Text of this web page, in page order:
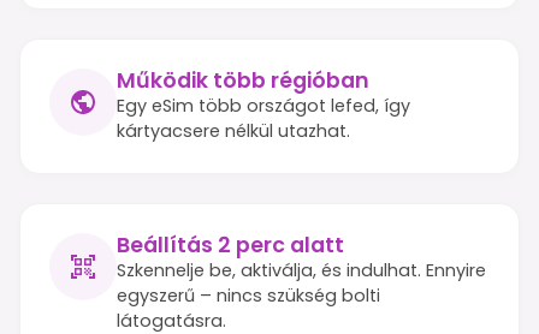
Működik több régióban
Egy eSim több országot lefed, így
kártyacsere nélkül utazhat.
Beállítás 2 perc alatt
Szkennelje be, aktiválja, és indulhat. Ennyire
egyszerű – nincs szükség bolti
látogatásra.